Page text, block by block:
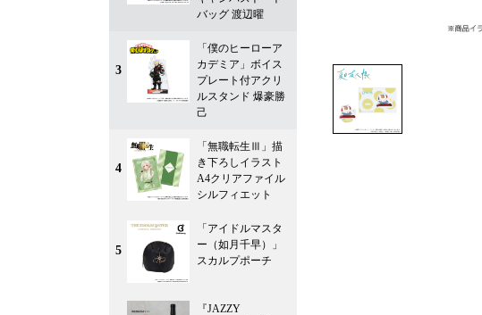
バッグ 渡辺曜
3
「僕のヒーローア
カデミア」ボイス
プレート付アクリ
ルスタンド 爆豪勝
己
4
「無職転生Ⅲ」描
き下ろしイラスト
A4クリアファイル
シルフィエット
5
「アイドルマスタ
ー（如月千早）」
スカルプポーチ
『JAZZY